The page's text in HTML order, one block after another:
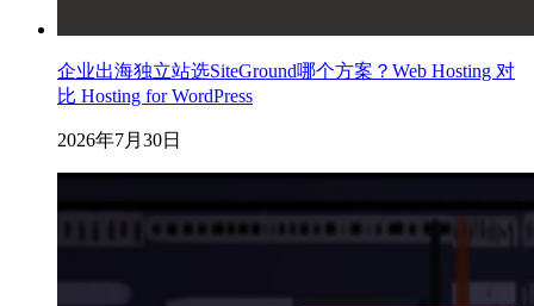
企业出海独立站选SiteGround哪个方案？Web Hosting 对
比 Hosting for WordPress
2026年7月30日